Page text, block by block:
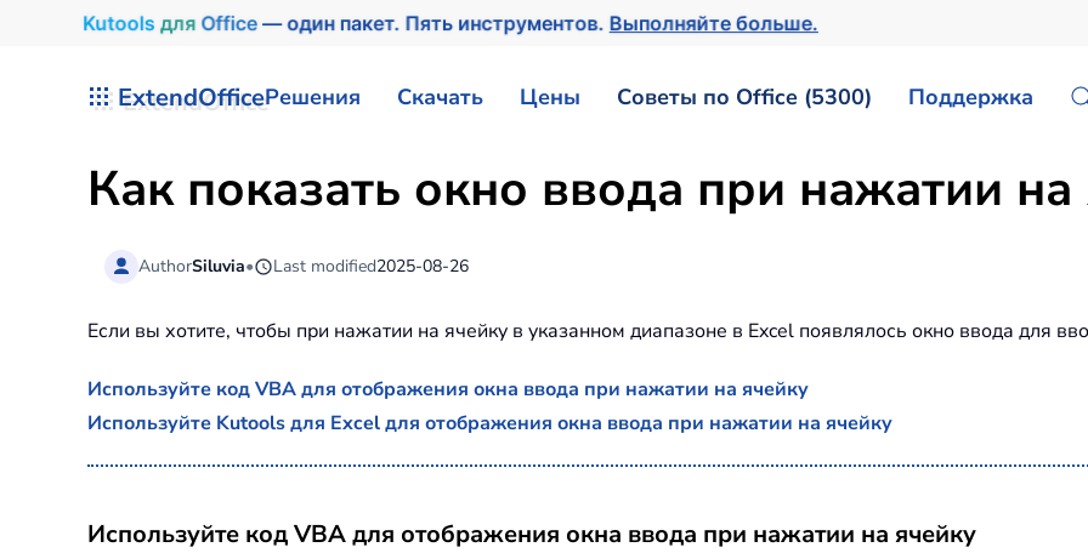
Kutools для Office— один пакет. Пять инструментов.Выполняйте больше.
ExtendOfficeРешения Скачать Цены Советы по Office (5300) Поддержка
Как показать окно ввода при нажатии на
AuthorSiluvia• Last modified2025-08-26
Если вы хотите, чтобы при нажатии на ячейку в указанном диапазоне в Excel появлялось окно ввода для
Используйте код VBA для отображения окна ввода при нажатии на ячейку
Используйте Kutools для Excel для отображения окна ввода при нажатии на ячейку
Используйте код VBA для отображения окна ввода при нажатии на ячейку